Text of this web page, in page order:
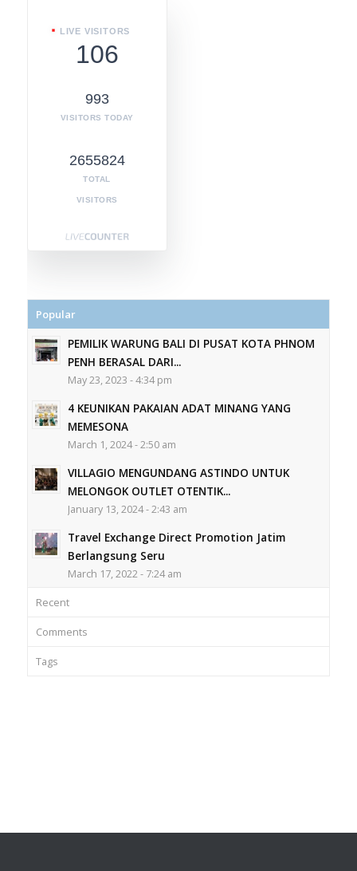
LIVE VISITORS
106
993
VISITORS TODAY
2655824
TOTAL
VISITORS
Popular
PEMILIK WARUNG BALI DI PUSAT KOTA PHNOM
PENH BERASAL DARI...
May 23, 2023 - 4:34 pm
4 KEUNIKAN PAKAIAN ADAT MINANG YANG
MEMESONA
March 1, 2024 - 2:50 am
VILLAGIO MENGUNDANG ASTINDO UNTUK
MELONGOK OUTLET OTENTIK...
January 13, 2024 - 2:43 am
Travel Exchange Direct Promotion Jatim
Berlangsung Seru
March 17, 2022 - 7:24 am
Recent
Comments
Tags